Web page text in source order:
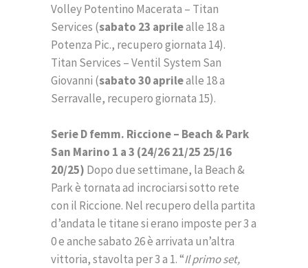
Volley Potentino Macerata – Titan
Services (sabato 23 aprilealle 18 a
Potenza Pic., recupero giornata 14).
Titan Services – Ventil System San
Giovanni (sabato 30 aprilealle 18 a
Serravalle, recupero giornata 15).
Serie D femm. Riccione – Beach & Park
San Marino 1 a 3 (24/26 21/25 25/16
20/25) Dopo due settimane, la Beach &
Park è tornata ad incrociarsi sotto rete
con il Riccione. Nel recupero della partita
d’andata le titane si erano imposte per 3 a
0 e anche sabato 26 è arrivata un’altra
vittoria, stavolta per 3 a 1. “Il primo set,